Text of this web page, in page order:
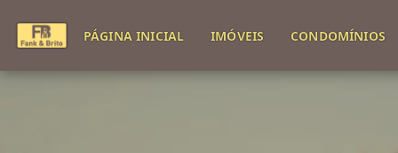
PÁGINA INICIAL IMÓVEIS CONDOMÍNIOS